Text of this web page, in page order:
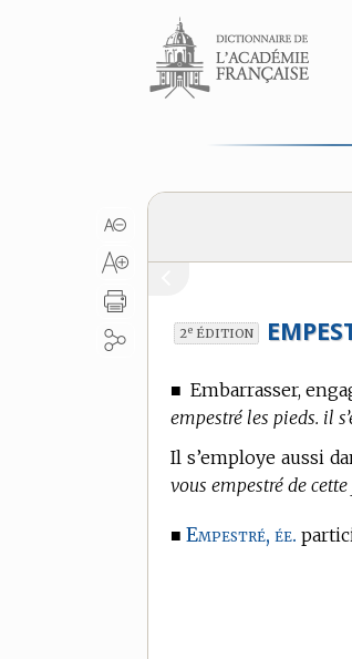
Aller au contenu
2e ÉDITION
■Embarrasser,
empestré les pieds. il
Il s’employe aussi
vous empestré de
■ Empestré, ée.